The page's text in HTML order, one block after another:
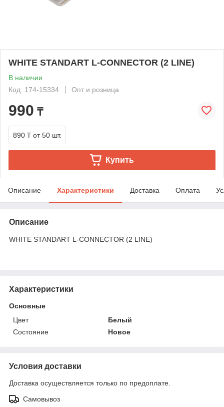
WHITE STANDART L-CONNECTOR (2 LINE)
В наличии
Код: 174-15334
Опт и розница
990 ₸
890 ₸ от 50 шт.
Купить
Описание Характеристики Доставка Оплата
Описание
WHITE STANDART L-CONNECTOR (2 LINE)
Характеристики
Основные
Цвет
Белый
Состояние
Новое
Условия доставки
Доставка осуществляется только по предоплате.
Самовывоз